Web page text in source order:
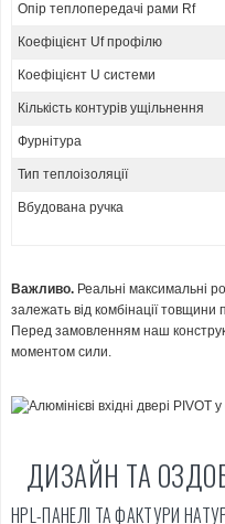
Опір теплопередачі рами Rf
Коефіцієнт Uf профілю
Коефіцієнт U системи
Кількість контурів ущільнення
Фурнітура
Тип теплоізоляції
Вбудована ручка
Важливо. Реальні максимальні
залежать від комбінації
Перед замовленням наш
моментом сили.
ДИЗАЙН ТА
HPL-ПАНЕЛІ ТА ФАКТУРИ